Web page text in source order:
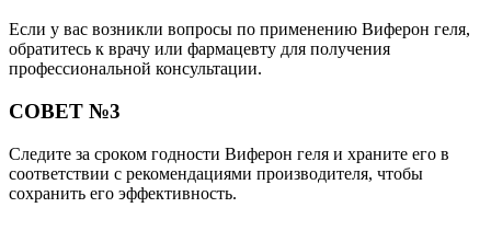
Если у вас возникли вопросы по применению Виферон геля,
обратитесь к врачу или фармацевту для получения
профессиональной консультации.
СОВЕТ №3
Следите за сроком годности Виферон геля и храните его в
соответствии с рекомендациями производителя, чтобы
сохранить его эффективность.